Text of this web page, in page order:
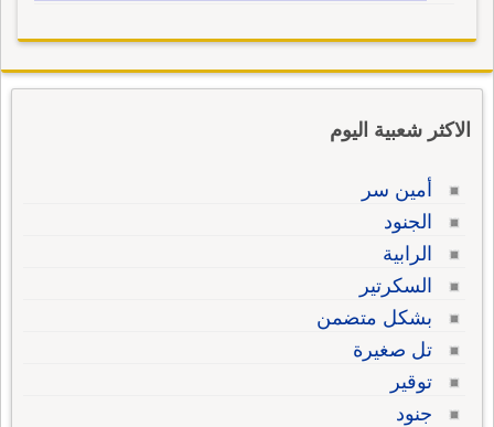
الاكثر شعبية اليوم
أمين سر
الجنود
الرابية
السكرتير
بشكل متضمن
تل صغيرة
توقير
جنود